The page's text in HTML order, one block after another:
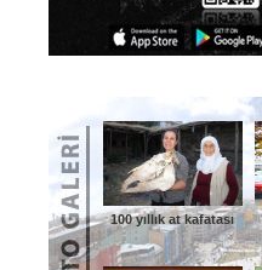
100 yıllık at kafatası